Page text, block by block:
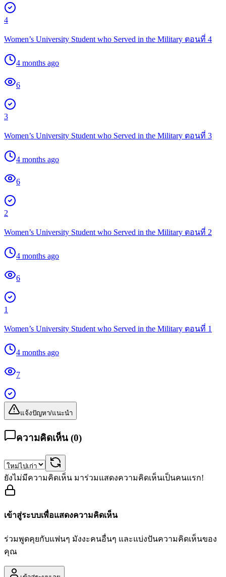
4
Women’s University Student who Served in the Military ตอนที่ 4
4 months ago
6
3
Women’s University Student who Served in the Military ตอนที่ 3
4 months ago
6
2
Women’s University Student who Served in the Military ตอนที่ 2
4 months ago
6
1
Women’s University Student who Served in the Military ตอนที่ 1
4 months ago
7
แจ้งปัญหา/แนะนำ
ความคิดเห็น (0)
ยังไม่มีความคิดเห็น มาร่วมแสดงความคิดเห็นเป็นคนแรก!
เข้าสู่ระบบเพื่อแสดงความคิดเห็น
ร่วมพูดคุยกับแฟนๆ มังงะคนอื่นๆ และแบ่งปันความคิดเห็นของ
คุณ